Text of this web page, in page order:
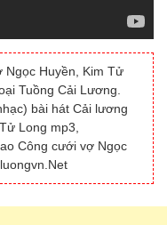
Ngọc Huyền, Kim Tử
Tuồng Cải Lương.
bài hát Cải lương
Long mp3,
Công cưới vợ Ngọc